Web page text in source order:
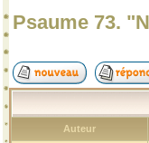
Psaume 73.
Auteur